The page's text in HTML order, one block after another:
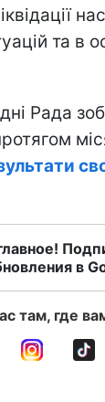
та в
Рада
в
там, где